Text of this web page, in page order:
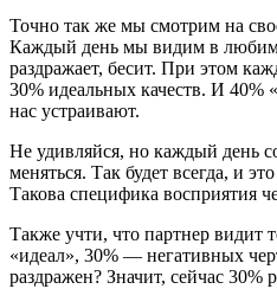
Точно так же мы смотрим на
Каждый день мы видим в
раздражает, бесит. При этом
30% идеальных качеств. И 40%
нас устраивают.
Не удивляйся, но каждый день
меняться. Так будет всегда, и
Такова специфика восприятия
Также учти, что партнер видит
«идеал», 30% — негативных
раздражен? Значит, сейчас 30%